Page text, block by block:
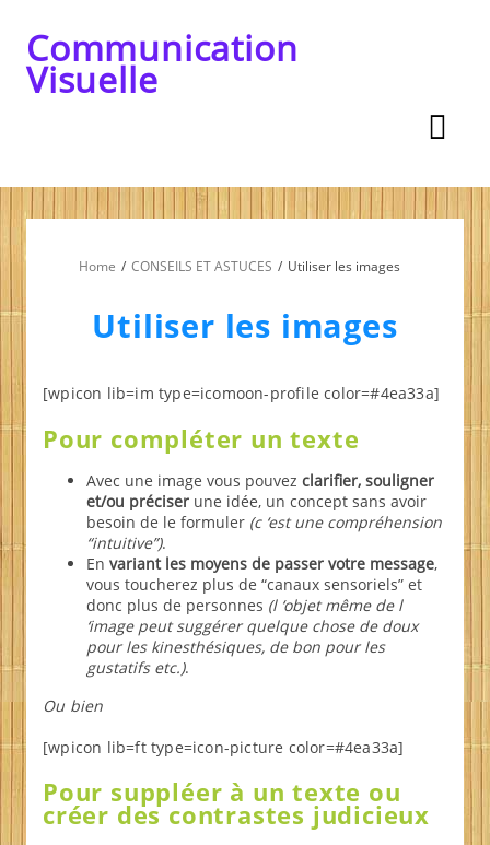
contentCommunication
Visuelle
Home CONSEILS ET ASTUCES Utiliser les images
Utiliser les images
[wpicon lib=im type=icomoon-profile color=#4ea33a]
Pour compléter un texte
Avec une image vous pouvez clarifier, souligner
et/ou préciserune idée, un concept sans avoir
besoin de le formuler (c ‘est une compréhension
“intuitive”).
En variant les moyens de passer votre message,
vous toucherez plus de “canaux sensoriels” et
donc plus de personnes (l ‘objet même de l
‘image peut suggérer quelque chose de doux
pour les kinesthésiques, de bon pour les
gustatifs etc.).
Ou bien
[wpicon lib=ft type=icon-picture color=#4ea33a]
Pour suppléer à un texte ou
créer des contrastes judicieux